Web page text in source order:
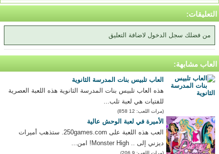
التعليقات:
من فضلك سجل الدخول لاضافة التعليق
العاب مشابهة:
العاب تلبيس بنات المدرسة الثانوية
هذه العاب تلبيس بنات المدرسة الثانوية هذه اللعبة العصرية
للفتيات هي لعبة تلب...
(مرات اللعب: 12 858)
الأميرة في لعبة الوحش عالية
العب هذه اللعبة على 250games.com. ستذهب أميرات
ديزني إلى .. Monster High! امن...